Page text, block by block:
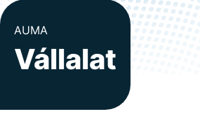
Vállalat
Kapcsolat
Észak-Amerika
AUMA
Vállalat